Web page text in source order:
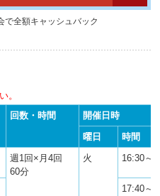
で全額キャッシュバック
。
回数・時間
開催日時
曜日
時間
週1回×月4回
60分
火 16:30～
17:40～